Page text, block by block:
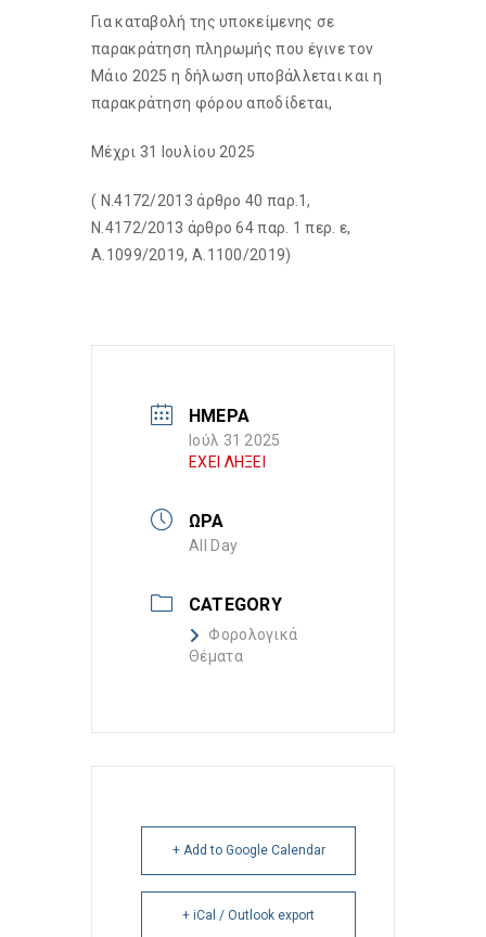
Για καταβολή της υποκείμενης σε
παρακράτηση πληρωμής που έγινε τον
Μάιο 2025 η δήλωση υποβάλλεται και η
παρακράτηση φόρου αποδίδεται,
Μέχρι 31 Ιουλίου 2025
( Ν.4172/2013 άρθρο 40 παρ.1,
Ν.4172/2013 άρθρο 64 παρ. 1 περ. ε,
Α.1099/2019, Α.1100/2019)
ΗΜΕΡΑ
Ιούλ 31 2025
ΕΧΕΙ ΛΗΞΕΙ
ΩΡΑ
All Day
CATEGORY
Φορολογικά
Θέματα
+ Add to Google Calendar
+ iCal / Outlook export